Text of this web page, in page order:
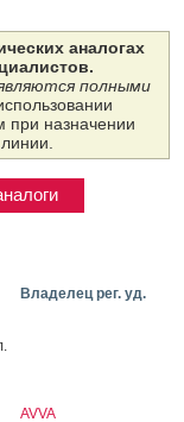
аналогах
полными
при назначении
Владелец рег. уд.
AVVA